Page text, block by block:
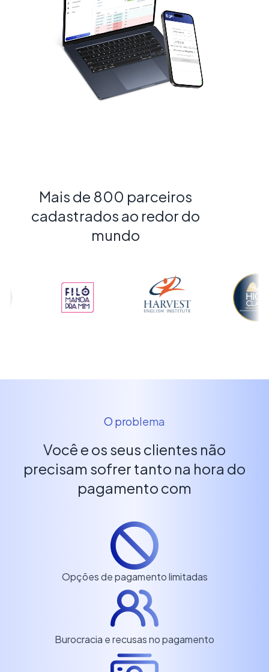
Mais de 800 parceiros
cadastrados ao redor do
mundo
O problema
Você e os seus clientes não
precisam sofrer tanto na hora do
pagamento com
Opções de pagamento limitadas
Burocracia e recusas no pagamento